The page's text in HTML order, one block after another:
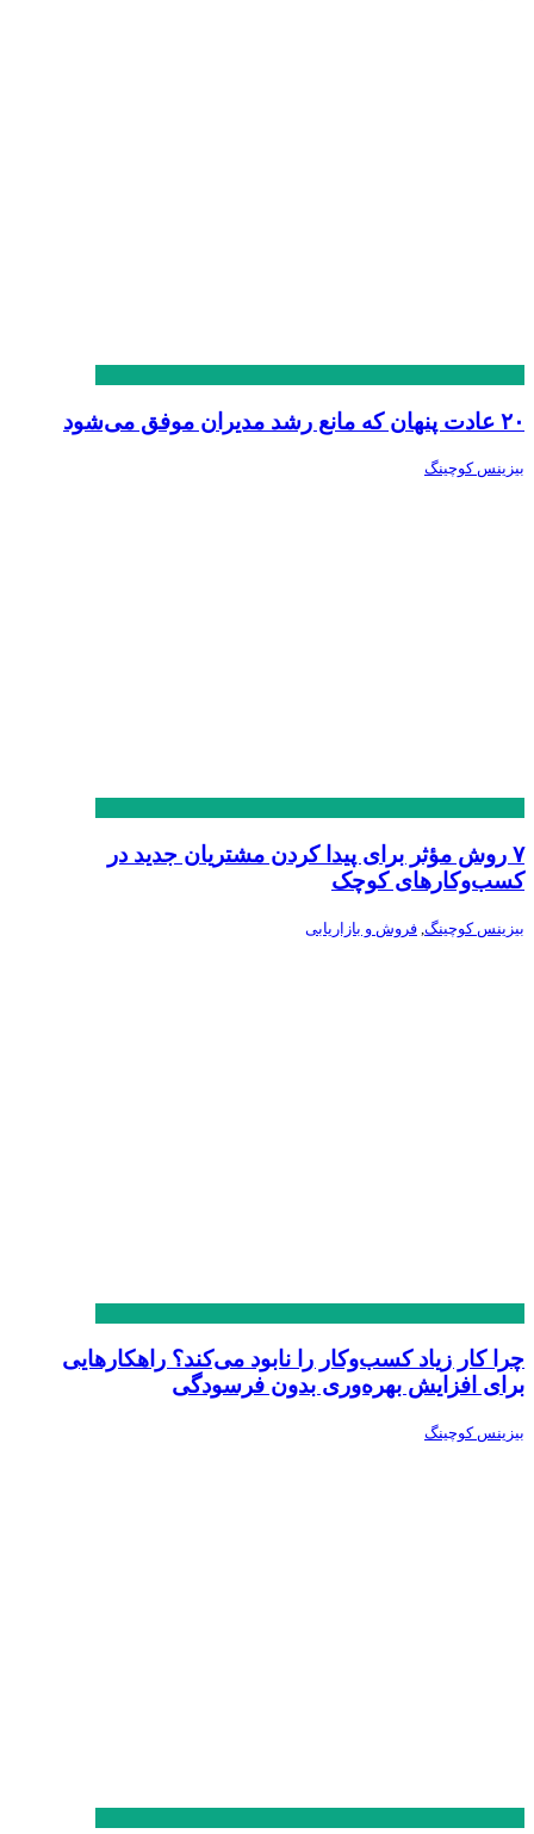
۲۰ عادت پنهان که مانع رشد مدیران موفق می‌شود
بیزینس کوچینگ
۷ روش مؤثر برای پیدا کردن مشتریان جدید در
کسب‌وکارهای کوچک
بیزینس کوچینگ فروش و بازاریابی
چرا کار زیاد کسب‌وکار را نابود می‌کند؟ راهکارهایی
برای افزایش بهره‌وری بدون فرسودگی
بیزینس کوچینگ